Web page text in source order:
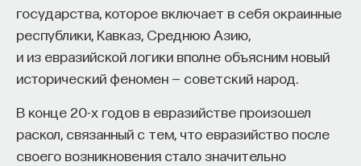
государства, которое включает в себя окраинные
республики, Кавказ, Среднюю Азию,
и из евразийской логики вполне объясним новый
исторический феномен — советский народ.
В конце 20-х годов в евразийстве произошел
раскол, связанный с тем, что евразийство после
своего возникновения стало значительно
«Мыслить как учёный» — подкаст основателя
ПостНауки Ивара Максутова о людях, которые
меняют мир. В каждом выпуске — разговоры
с исследователями, предпринимателями,
инвесторами и изобретателями. За десятки
эпизодов Ивар обсудил большие языковые
модели вместе с Михаилом Бурцевым, цифровые
данные в фармацевтике с Ириной Ефименко,